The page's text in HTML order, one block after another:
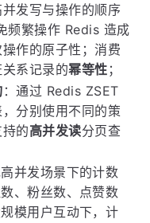
发写与操作的顺序
频繁操作 Redis 造成
作的原子性；消费
系记录的幂等性 ；
：通过 Redis ZSET
分别使用不同的策
的高并发读分页查
并发场景下的计数
、粉丝数、点赞数
模用户互动下，计